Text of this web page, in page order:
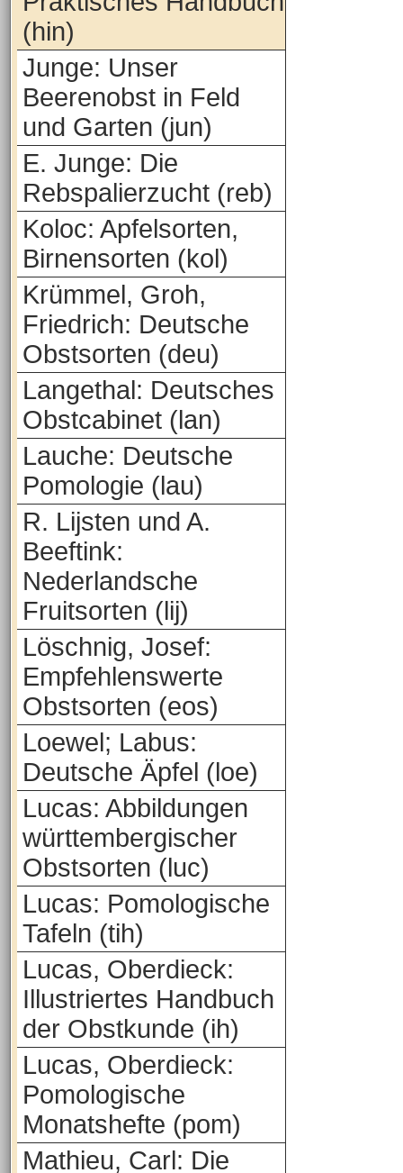
(hin)
Junge: Unser
Beerenobst in Feld
und Garten (jun)
E. Junge: Die
Rebspalierzucht (reb)
Koloc: Apfelsorten,
Birnensorten (kol)
Krümmel, Groh,
Friedrich: Deutsche
Obstsorten (deu)
Langethal: Deutsches
Obstcabinet (lan)
Lauche: Deutsche
Pomologie (lau)
R. Lijsten und A.
Beeftink:
Nederlandsche
Fruitsorten (lij)
Löschnig, Josef:
Empfehlenswerte
Obstsorten (eos)
Loewel; Labus:
Deutsche Äpfel (loe)
Lucas: Abbildungen
württembergischer
Obstsorten (luc)
Lucas: Pomologische
Tafeln (tih)
Lucas, Oberdieck:
Illustriertes Handbuch
der Obstkunde (ih)
Lucas, Oberdieck:
Pomologische
Monatshefte (pom)
Mathieu, Carl: Die